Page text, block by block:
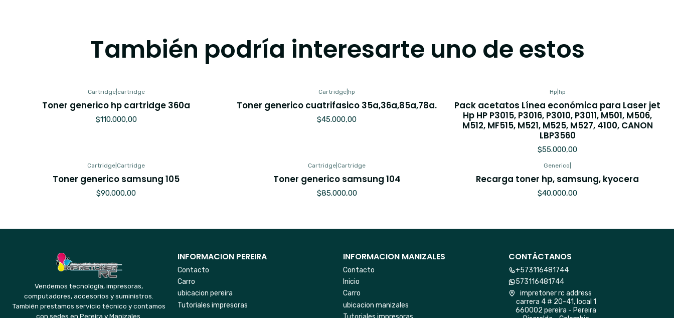
También podría interesarte uno de estos
Cartridge| cartridge
Toner generico hp cartridge 360a
$110.000,00
Cartridge |hp
Toner generico cuatrifasico 35a,36a,85a,78a.
$45.000,00
Hp hp
Pack acetatos Línea económica para Laser jet
Hp HP P3015, P3016, P3010, P3011, M501, M506,
M512, MF515, M521, M525, M527, 4100, CANON
LBP3560
$55.000,00
Cartridge |Cartridge
Toner generico samsung 105
$90.000,00
Cartridge |Cartridge
Toner generico samsung 104
$85.000,00
Generico
Recarga toner hp, samsung, kyocera
$40.000,00
Vendemos tecnología, impresoras,
computadores, accesorios y suministros.
También prestamos servicio técnico y contamos
con sedes en Pereira y Manizales.
INFORMACION PEREIRA
Contacto
Carro
ubicacion pereira
Tutoriales impresoras
INFORMACION MANIZALES
Contacto
Inicio
Carro
ubicacion manizales
CONTÁCTANOS
+573116481744
573116481744
impretoner rc address
carrera 4 # 20-41, local 1
660002 pereira - Pereira